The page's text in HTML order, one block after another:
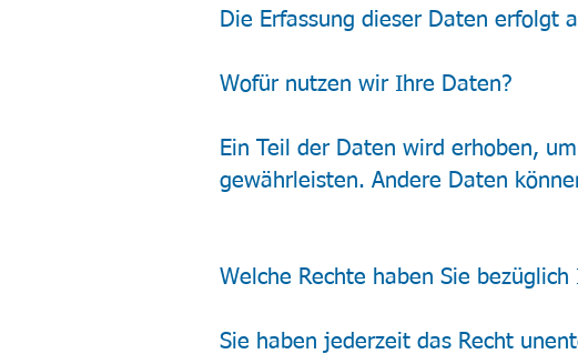
Die Erfassung dieser Daten erfolgt
Wofür nutzen wir Ihre Daten?
Ein Teil der Daten wird erhoben,
gewährleisten. Andere Daten
Welche Rechte haben Sie
Sie haben jederzeit das Recht